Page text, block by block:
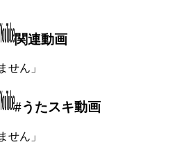
関連動画
せん」
#うたスキ動画
せん」